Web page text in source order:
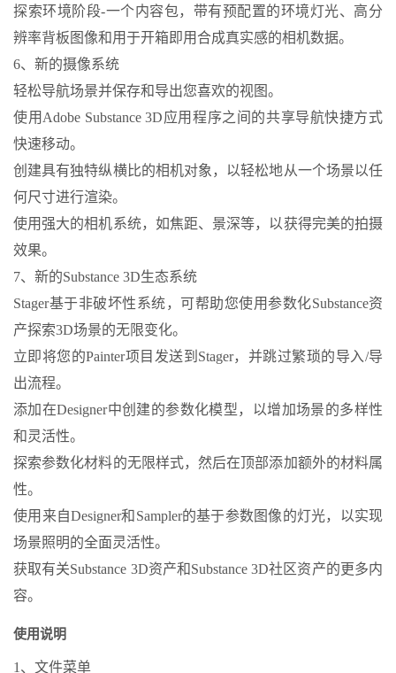
探索环境阶段-一个内容包，带有预配置的环境灯光、高分
辨率背板图像和用于开箱即用合成真实感的相机数据。
6、新的摄像系统
轻松导航场景并保存和导出您喜欢的视图。
使用Adobe Substance 3D应用程序之间的共享导航快捷方式
快速移动。
创建具有独特纵横比的相机对象，以轻松地从一个场景以任
何尺寸进行渲染。
使用强大的相机系统，如焦距、景深等，以获得完美的拍摄
效果。
7、新的Substance 3D生态系统
Stager基于非破坏性系统，可帮助您使用参数化Substance资
产探索3D场景的无限变化。
立即将您的Painter项目发送到Stager，并跳过繁琐的导入/导
出流程。
添加在Designer中创建的参数化模型，以增加场景的多样性
和灵活性。
探索参数化材料的无限样式，然后在顶部添加额外的材料属
性。
使用来自Designer和Sampler的基于参数图像的灯光，以实现
场景照明的全面灵活性。
获取有关Substance 3D资产和Substance 3D社区资产的更多内
容。
使用说明
1、文件菜单